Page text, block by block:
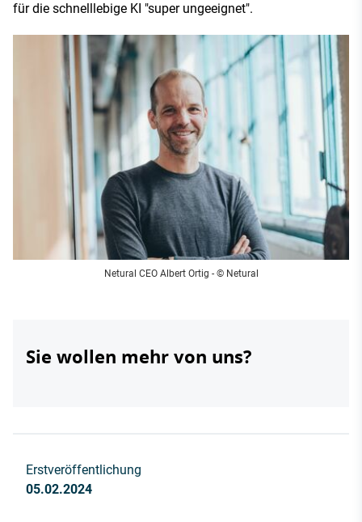
für die schnelllebige KI "super ungeeignet".
Netural CEO Albert Ortig - © Netural
Sie wollen mehr von uns?
Erstveröffentlichung
05.02.2024